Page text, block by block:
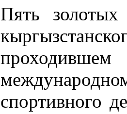
Пять золотых
спортивного